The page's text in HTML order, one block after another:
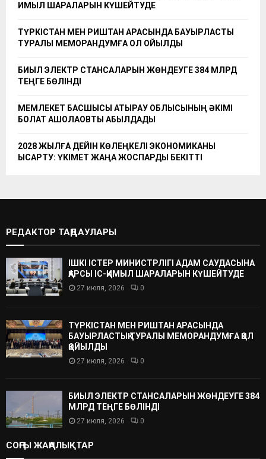
ҚИМЫЛ ШАРАЛАРЫН КҮШЕЙТУДЕ
ТҮРКІСТАН МЕН РИШТАН АРАСЫНДА БАУЫРЛАСТЫҚ
ТУРАЛЫ МЕМОРАНДУМҒА ҚОЛ ҚОЙЫЛДЫ
БИЫЛ ЭЛЕКТР СТАНСАЛАРЫН ЖӨНДЕУГЕ 384 МЛРД
ТЕҢГЕ БӨЛІНДІ
МЕМЛЕКЕТ БАСШЫСЫ АТЫРАУ ОБЛЫСЫНЫҢ ӘКІМІ
БОЛАТ АҚШОЛАҚОВТЫ ҚАБЫЛДАДЫ
2028 ЖЫЛҒА ДЕЙІН КӨЛЕҢКЕЛІ ЭКОНОМИКАНЫ
ҚЫСҚАРТУ: ҮКІМЕТ ЖАҢА ЖОСПАРДЫ БЕКІТТІ
РЕДАКТОР ТАҢДАУЛАРЫ
ІШКІ ІСТЕР МИНИСТРЛІГІ АДАМ САУДАСЫНА
ҚАРСЫ ІС-ҚИМЫЛ ШАРАЛАРЫН КҮШЕЙТУДЕ
27 июля, 2026 0
ТҮРКІСТАН МЕН РИШТАН АРАСЫНДА
БАУЫРЛАСТЫҚ ТУРАЛЫ МЕМОРАНДУМҒА ҚОЛ
ҚОЙЫЛДЫ
27 июля, 2026 0
БИЫЛ ЭЛЕКТР СТАНСАЛАРЫН ЖӨНДЕУГЕ 384
МЛРД ТЕҢГЕ БӨЛІНДІ
27 июля, 2026 0
СОҢҒЫ ЖАҢАЛЫҚТАР